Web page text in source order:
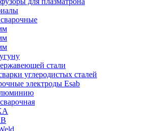
стали
углеродистых сталей
электроды Esab